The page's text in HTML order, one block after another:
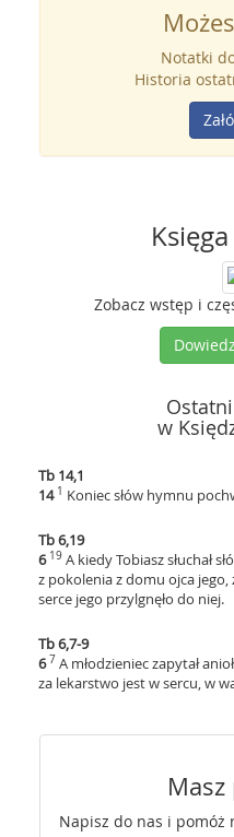
Notatki
Historia
Zobacz wstęp i
w
Tb 14,1
14 1 Koniec słów hymnu
Tb 6,19
6 19 A kiedy Tobiasz słuchał
z pokolenia z domu ojca jego,
serce jego przylgnęło do niej.
Tb 6,7-9
6 7 A młodzieniec zapytał
za lekarstwo jest w sercu, w
Masz
Napisz do nas i pomóż